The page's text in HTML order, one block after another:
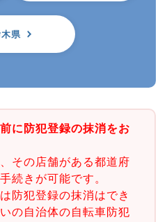
県
に防犯登録の抹消をお
その店舗がある都道府
続きが可能です。
防犯登録の抹消はでき
の自治体の自転車防犯